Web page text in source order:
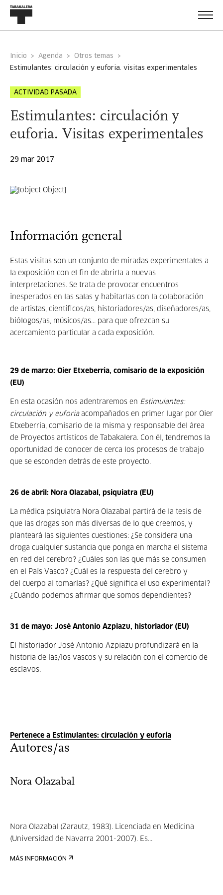
Inicio Agenda
Otros temas
estimulantes: circulación y euforia. visitas experimentales
ACTIVIDAD PASADA
Estimulantes: circulación y
euforia. Visitas experimentales
29 mar 2017
Información general
Estas visitas son un conjunto de miradas experimentales a
la exposición con el fin de abrirla a nuevas
interpretaciones. Se trata de provocar encuentros
inesperados en las salas y habitarlas con la colaboración
de artistas, científicos/as, historiadores/as, diseñadores/as,
biólogos/as, músicos/as... para que ofrezcan su
acercamiento particular a cada exposición.
29 de marzo: Oier Etxeberria, comisario de la exposición
(EU)
En esta ocasión nos adentraremos en Estimulantes:
circulación y euforiaacompañados en primer lugar por Oier
Etxeberria, comisario de la misma y responsable del área
de Proyectos artísticos de Tabakalera. Con él, tendremos la
oportunidad de conocer de cerca los procesos de trabajo
que se esconden detrás de este proyecto.
26 de abril: Nora Olazabal, psiquiatra (EU)
La médica psiquiatra Nora Olazabal partirá de la tesis de
que las drogas son más diversas de lo que creemos, y
planteará las siguientes cuestiones: ¿Se considera una
droga cualquier sustancia que ponga en marcha el sistema
en red del cerebro? ¿Cuáles son las que más se consumen
en el País Vasco? ¿Cuál es la respuesta del cerebro y
del cuerpo al tomarlas? ¿Qué significa el uso experimental?
¿Cuándo podemos afirmar que somos dependientes?
31 de mayo: José Antonio Azpiazu, historiador (EU)
El historiador José Antonio Azpiazu profundizará en la
historia de las/los vascos y su relación con el comercio de
esclavos.
Pertenece a Estimulantes: circulación y euforia
Autores/as
Nora Olazabal
Nora Olazabal (Zarautz, 1983). Licenciada en Medicina
(Universidad de Navarra 2001-2007). Es...
MÁS INFORMACIÓN